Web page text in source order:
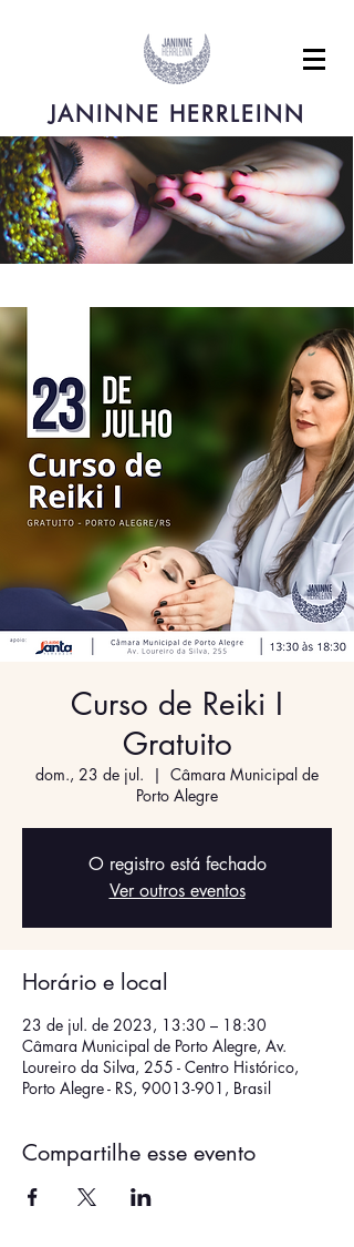
JANINNE HERRLEINN
Curso de Reiki I
Gratuito
dom., 23 de jul.
  |
Câmara Municipal de
Porto Alegre
O registro está fechado
Ver outros eventos
Horário e local
23 de jul. de 2023, 13:30 – 18:30
Câmara Municipal de Porto Alegre, Av.
Loureiro da Silva, 255 - Centro Histórico,
Porto Alegre - RS, 90013-901, Brasil
Compartilhe esse evento